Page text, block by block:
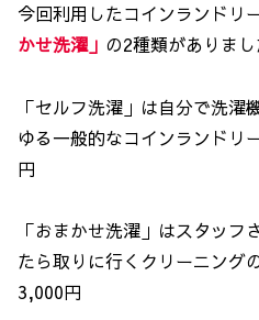
今回利用したコインランドリ
かせ洗濯」 の2種類がありまし
「セルフ洗濯」は自分で洗濯
ゆる一般的なコインランドリ
円
「おまかせ洗濯」はスタッフ
たら取りに行くクリーニング
3,000円